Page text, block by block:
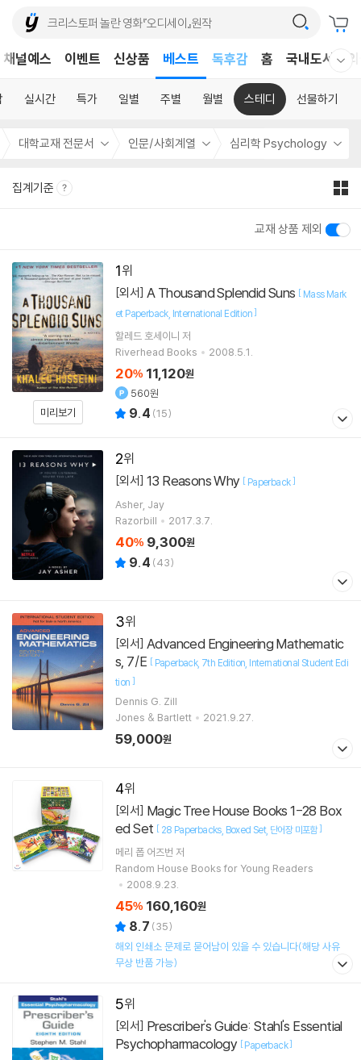
채널예스 이벤트 신상품 베스트
독후감
홈 국내도서
실시간 특가 일별 주별 월별 스테디 선물하기
대학교재 전문서 인문/사회계열 심리학 Psychology
집계기준
교재 상품 제외
1
미리보기
[외서] A Thousand Splendid Suns [ Mass Mark
et Paperback International Edition]
할레드 호세이니 저
Riverhead Books
2008.5.1.
20% 11,120원
560원
9.4 (15)
2
[외서] 13 Reasons Why [ Paperback]
Asher, Jay
Razorbill
2017.3.7.
40% 9,300원
9.4 (43)
3
[외서]
s, 7/E [ Paperback 7th Edition International Student Edi
tion ]
Dennis G. Zill
Jones & Bartlett
2021.9.27.
59,000원
4
[외서]
ed Set [ 28 Paperbacks Boxed Set 단어장 미포함]
메리 폽 어즈번 저
Random House Books for Young Readers
2008.9.23.
45% 160,160원
8.7 (35)
해외 인쇄소 문제로 묻어남이 있을 수 있습니다(해당 사유
무상 반품 가능)
5
[외서]
Psychopharmacology [Paperback]